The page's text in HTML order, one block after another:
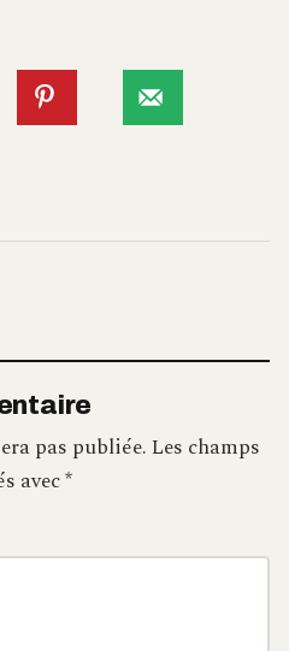
pas publiée.Les champs
avec*